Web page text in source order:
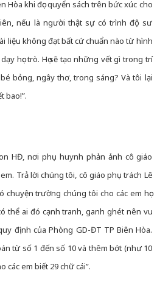
Hòa khi đọc quyển sách trên bức xúc cho
nếu là người thật sự có trình độ sư
liệu không đạt bất cứ chuẩn nào từ hình
học trò. Họ sẽ tạo những vết gì trong trí
bỏng, ngây thơ, trong sáng? Và tôi lại
bao!”.
HĐ, nơi phụ huynh phản ảnh cô giáo
Trả lời chúng tôi, cô giáo phụ trách Lê
chuyện trường chúng tôi cho các em học
thể ai đó cạnh tranh, ganh ghét nên vu
định của Phòng GD-ĐT TP Biên Hòa.
từ số 1 đến số 10 và thêm bớt (như 10
các em biết 29 chữ cái”.